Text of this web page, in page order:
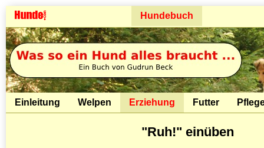
Hundebuch
Einleitung Welpen Erziehung Futter
"Ruh!" einüben